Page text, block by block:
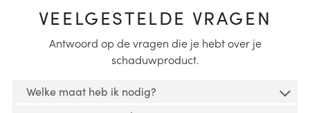
VEELGESTELDE VRAGEN
Antwoord op de vragen die je hebt over je
schaduwproduct.
Welke maat heb ik nodig?